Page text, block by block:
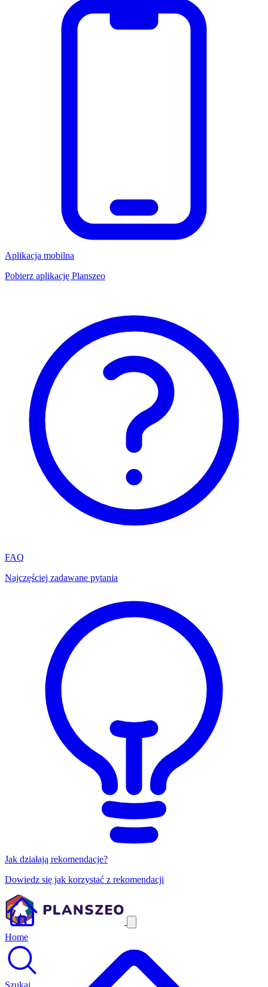
Aplikacja mobilna
Pobierz aplikację Planszeo
FAQ
Najczęściej zadawane pytania
Jak działają rekomendacje?
Dowiedz się jak korzystać z rekomendacji
Home
Szukaj